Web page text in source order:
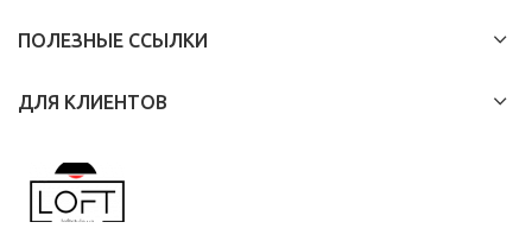
ПОЛЕЗНЫЕ ССЫЛКИ
ДЛЯ КЛИЕНТОВ